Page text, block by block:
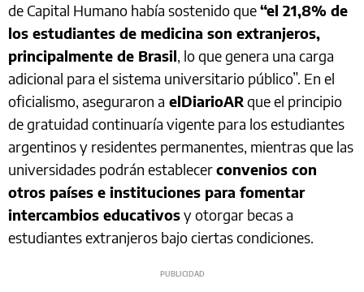
de Capital Humano había sostenido que“el 21,8% de
los estudiantes de medicina son extranjeros,
principalmente de Brasil, lo que genera una carga
adicional para el sistema universitario público”. En el
oficialismo, aseguraron a elDiarioARque el principio
de gratuidad continuaría vigente para los estudiantes
argentinos y residentes permanentes, mientras que las
universidades podrán establecerconvenios con
otros países e instituciones para fomentar
intercambios educativosy otorgar becas a
estudiantes extranjeros bajo ciertas condiciones.